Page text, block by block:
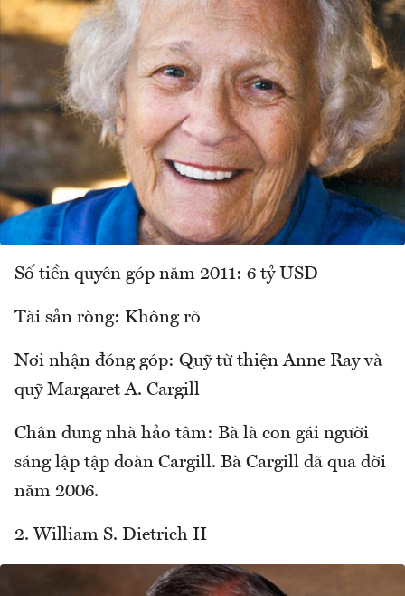
Số tiền quyên góp năm 2011: 6 tỷ USD
Tài sản ròng: Không rõ
Nơi nhận đóng góp: Quỹ từ thiện Anne Ray và
quỹ Margaret A. Cargill
Chân dung nhà hảo tâm: Bà là con gái người
sáng lập tập đoàn Cargill. Bà Cargill đã qua đời
năm 2006.
2. William S. Dietrich II